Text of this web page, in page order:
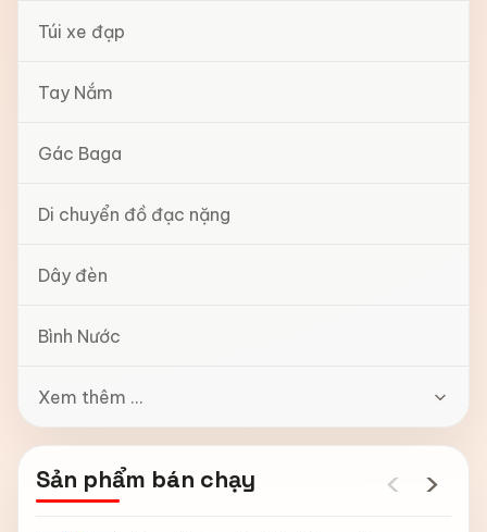
Túi xe đạp
Tay Nắm
Gác Baga
Di chuyển đồ đạc nặng
Dây đèn
Bình Nước
Xem thêm ...
Sản phẩm bán chạy ‹ ›